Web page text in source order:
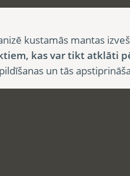
kustamās mantas
kas var tikt atklāti
un tās